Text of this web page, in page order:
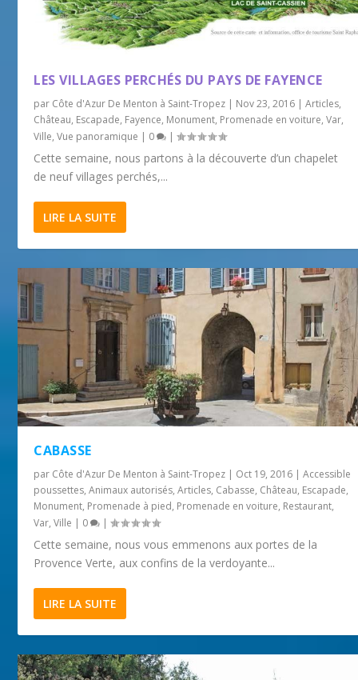
LES VILLAGES PERCHÉS DU PAYS DE FAYENCE
par Côte d'Azur De Menton à Saint-Tropez | Nov 23, 2016 |Articles,
Château, Escapade, Fayence, Monument, Promenade en voiture,Var,
Ville,Vue panoramique | 0 |
Cette semaine, nous partons à la découverte d’un chapelet
de neuf villages perchés,...
LIRE LA SUITE
CABASSE
par Côte d'Azur De Menton à Saint-Tropez | Oct 19, 2016 |Accessible
poussettes,Animaux autorisés,Articles, Cabasse, Château, Escapade,
Monument, Promenade à pied, Promenade en voiture, Restaurant,
Var,Ville | 0 |
Cette semaine, nous vous emmenons aux portes de la
Provence Verte, aux confins de la verdoyante...
LIRE LA SUITE